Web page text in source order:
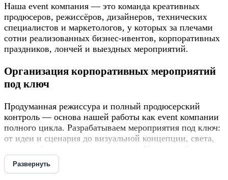
Наша event компания — это команда креативных
продюсеров, режиссёров, дизайнеров, технических
специалистов и маркетологов, у которых за плечами
сотни реализованных бизнес-ивентов, корпоративных
праздников, лончей и выездных мероприятий.
Организация корпоративных мероприятий
под ключ
Продуманная режиссура и полный продюсерский
контроль — основа нашей работы как event компании
полного цикла. Разрабатываем мероприятия под ключ:
от идеи и сценария до визуальной концепции, света,
сцены и финального видеоролика. Каждое событие
проектируется с учётом бизнес-целей, аудитории,
сезона, локации и фирменного стиля. Все ресурсы —
Развернуть